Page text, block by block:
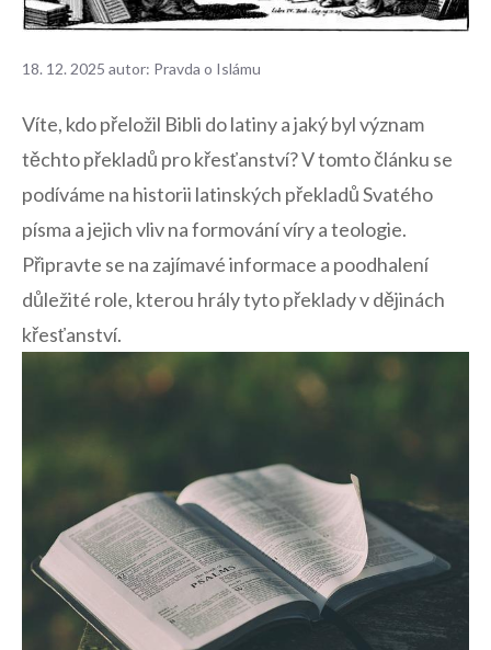
18. 12. 2025 autor: Pravda o Islámu
Víte, kdo přeložil Bibli do latiny a jaký byl význam
těchto překladů pro křesťanství? V tomto článku se
podíváme na historii latinských překladů Svatého
písma a jejich vliv na formování víry a teologie.
Připravte se na zajímavé informace a poodhalení
důležité role, kterou hrály tyto překlady v dějinách
křesťanství.